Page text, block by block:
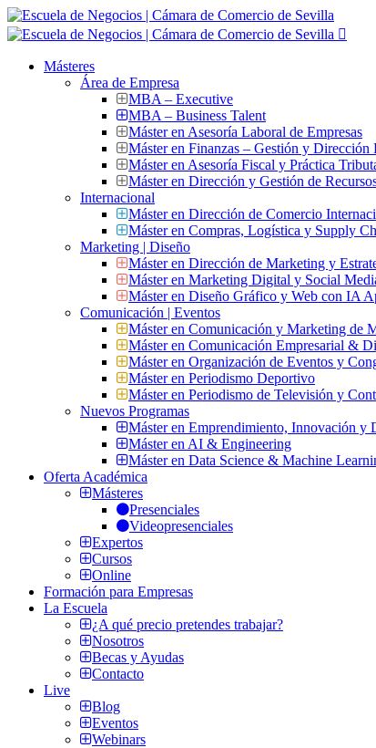
Másteres
Área de Empresa
MBA – Executive
MBA – Business Talent
Máster en Asesoría Laboral de Empresas
Máster en Finanzas – Gestión y Dirección
Máster en Asesoría Fiscal y Práctica
Máster en Dirección y Gestión de
Internacional
Máster en Dirección de Comercio
Máster en Compras, Logística y Supply
Marketing | Diseño
Máster en Dirección de Marketing y
Máster en Marketing Digital y Social
Máster en Diseño Gráfico y Web con IA
Comunicación | Eventos
Máster en Comunicación y Marketing de
Máster en Comunicación Empresarial &
Máster en Organización de Eventos y
Máster en Periodismo Deportivo
Máster en Periodismo de Televisión y
Nuevos Programas
Máster en Emprendimiento, Innovación y
Máster en AI & Engineering
Máster en Data Science & Machine
Oferta Académica
Másteres
Presenciales
Videopresenciales
Expertos
Cursos
Online
Formación para Empresas
La Escuela
¿A qué precio pretendes trabajar?
Nosotros
Becas y Ayudas
Contacto
Live
Blog
Eventos
Webinars